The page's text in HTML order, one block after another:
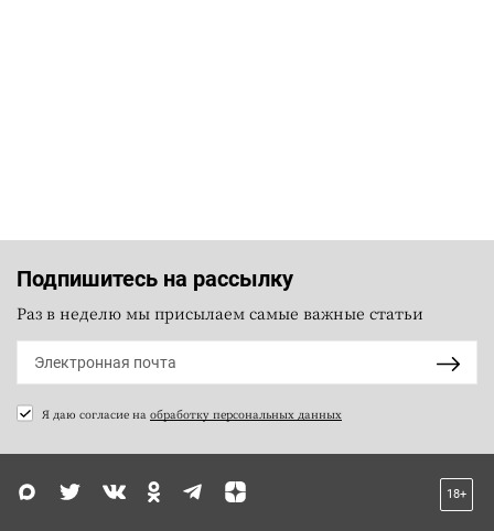
Подпишитесь на рассылку
Раз в неделю мы присылаем самые важные статьи
Я даю согласие на обработку персональных данных
18+